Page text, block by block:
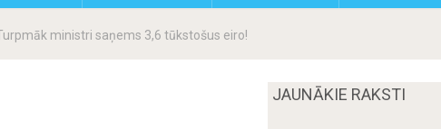
ministri saņems 3,6 tūkstošus eiro!
JAUNĀKIE RAKSTI